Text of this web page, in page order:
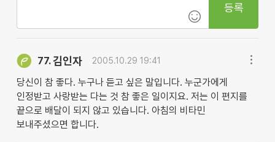
등록
77.김인자 2005.10.29 19:41
당신이 참 좋다. 누구나 듣고 싶은 말입니다. 누군가에게
인정받고 사랑받는 다는 것 참 좋은 일이지요. 저는 이 편지를
끝으로 배달이 되지 않고 있습니다. 아침의 비타민
보내주셨으면 합니다.